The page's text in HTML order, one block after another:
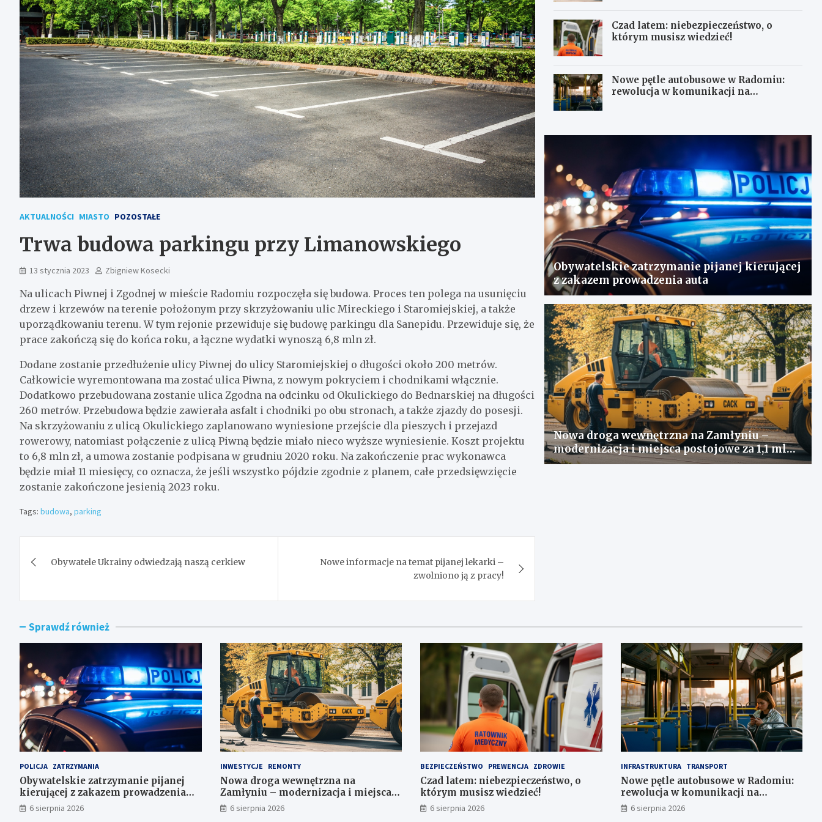
AKTUALNOŚCI MIASTO POZOSTAŁE
Trwa budowa parkingu przy Limanowskiego
13 stycznia 2023 Zbigniew Kosecki
Na ulicach Piwnej i Zgodnej w mieście Radomiu rozpoczęła się budowa. Proces ten polega na usunięciu
drzew i krzewów na terenie położonym przy skrzyżowaniu ulic Mireckiego i Staromiejskiej, a także
uporządkowaniu terenu. W tym rejonie przewiduje się budowę parkingu dla Sanepidu. Przewiduje się, że
prace zakończą się do końca roku, a łączne wydatki wynoszą 6,8 mln zł.
Dodane zostanie przedłużenie ulicy Piwnej do ulicy Staromiejskiej o długości około 200 metrów.
Całkowicie wyremontowana ma zostać ulica Piwna, z nowym pokryciem i chodnikami włącznie.
Dodatkowo przebudowana zostanie ulica Zgodna na odcinku od Okulickiego do Bednarskiej na długości
260 metrów. Przebudowa będzie zawierała asfalt i chodniki po obu stronach, a także zjazdy do posesji.
Na skrzyżowaniu z ulicą Okulickiego zaplanowano wyniesione przejście dla pieszych i przejazd
rowerowy, natomiast połączenie z ulicą Piwną będzie miało nieco wyższe wyniesienie. Koszt projektu
to 6,8 mln zł, a umowa zostanie podpisana w grudniu 2020 roku. Na zakończenie prac wykonawca
będzie miał 11 miesięcy, co oznacza, że jeśli wszystko pójdzie zgodnie z planem, całe przedsięwzięcie
zostanie zakończone jesienią 2023 roku.
Tags: budowa, parking
wpisu
Obywatele Ukrainy odwiedzają naszą cerkiew
Nowe informacje na temat pijanej lekarki –
zwolniono ją z pracy!
Czad latem: niebezpieczeństwo, o
którym musisz wiedzieć!
Nowe pętle autobusowe w Radomiu:
rewolucja w komunikacji na
Obywatelskie zatrzymanie pijanej kierującej
z zakazem prowadzenia auta
Nowa droga wewnętrzna na Zamłyniu –
modernizacja i miejsca postojowe za 1,1 mln
zł
Sprawdź również
POLICJA ZATRZYMANIA
Obywatelskie zatrzymanie pijanej
kierującej z zakazem prowadzenia
auta6 sierpnia 2026
INWESTYCJE REMONTY
Nowa droga wewnętrzna na
Zamłyniu – modernizacja i miejsca
postojowe za 1,1 mln zł
6 sierpnia 2026
BEZPIECZEŃSTWO PREWENCJA ZDROWIE
Czad latem: niebezpieczeństwo, o
którym musisz wiedzieć!
6 sierpnia 2026
INFRASTRUKTURA TRANSPORT
Nowe pętle autobusowe w Radomiu:
rewolucja w komunikacji na
Wośnikach, Pruszakowie i Zamłyniu
6 sierpnia 2026